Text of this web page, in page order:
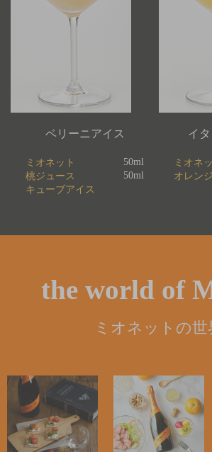
ベリーニアイス
ミオネット
50ml
桃ジュース
50ml
キューブアイス
イ
ミオネ
オレン
the world of
ミオネットの世